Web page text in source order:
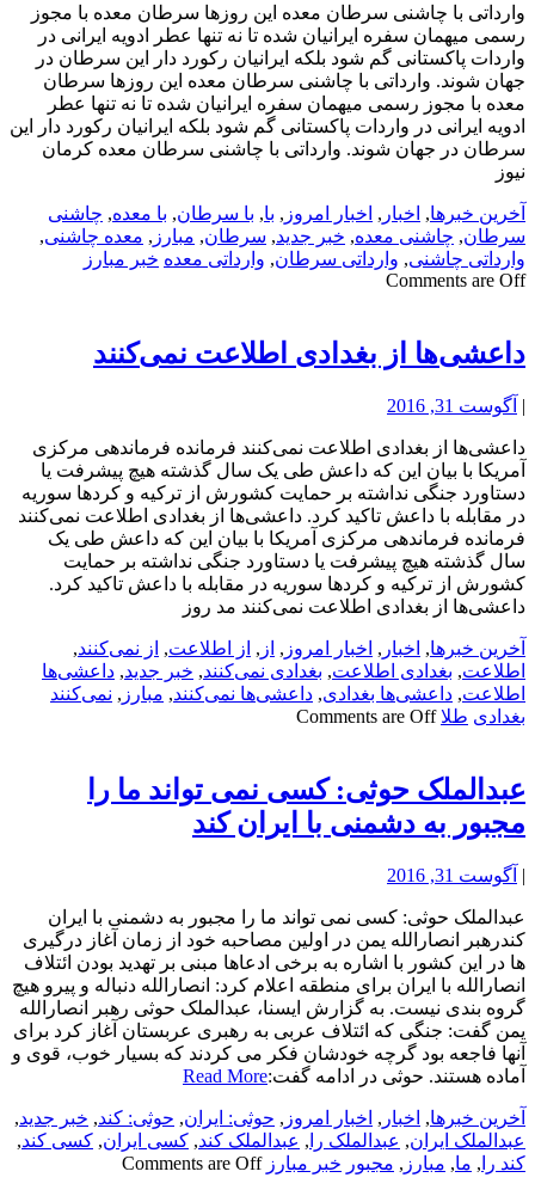
وارداتی با چاشنی سرطان معده این روزها سرطان معده با مجوز
رسمی میهمان سفره ایرانیان شده تا نه تنها عطر ادویه ایرانی در
واردات پاکستانی گم شود بلکه ایرانیان رکورد دار این سرطان در
جهان شوند. وارداتی با چاشنی سرطان معده این روزها سرطان
معده با مجوز رسمی میهمان سفره ایرانیان شده تا نه تنها عطر
ادویه ایرانی در واردات پاکستانی گم شود بلکه ایرانیان رکورد دار این
سرطان در جهان شوند. وارداتی با چاشنی سرطان معده کرمان
نیوز
آخرین خبرها, اخبار , اخبار امروز , با, با سرطان, با معده, چاشنی
سرطان, چاشنی معده, خبر جدید, سرطان‌, مبارز , معده چاشنی,
وارداتی چاشنی, وارداتی سرطان, وارداتی معده خبر مبارز
Comments are Off
داعشی‌ها از بغدادی اطلاعت نمی‌کنند
| آگوست 31, 2016
داعشی‌ها از بغدادی اطلاعت نمی‌کنند فرمانده فرماندهی مرکزی
آمریکا با بیان این که داعش طی یک سال گذشته هیچ پیشرفت یا
دستاورد جنگی نداشته بر حمایت کشورش از ترکیه و کردها سوریه
در مقابله با داعش تاکید کرد. داعشی‌ها از بغدادی اطلاعت نمی‌کنند
فرمانده فرماندهی مرکزی آمریکا با بیان این که داعش طی یک
سال گذشته هیچ پیشرفت یا دستاورد جنگی نداشته بر حمایت
کشورش از ترکیه و کردها سوریه در مقابله با داعش تاکید کرد.
داعشی‌ها از بغدادی اطلاعت نمی‌کنند مد روز
آخرین خبرها, اخبار , اخبار امروز , از , از اطلاعت, از نمی‌کنند,
اطلاعت, بغدادی اطلاعت, بغدادی نمی‌کنند, خبر جدید, داعشی‌ها
اطلاعت, داعشی‌ها بغدادی, داعشی‌ها نمی‌کنند, مبارز , نمی‌کنند
بغدادی طلا Comments are Off
عبدالملک حوثی: کسی نمی تواند ما را
مجبور به دشمنی با ایران کند
| آگوست 31, 2016
عبدالملک حوثی: کسی نمی تواند ما را مجبور به دشمنی با ایران
کندرهبر انصارالله یمن در اولین مصاحبه خود از زمان آغاز درگیری
ها در این کشور با اشاره به برخی ادعاها مبنی بر تهدید بودن ائتلاف
انصارالله با ایران برای منطقه اعلام کرد: انصارالله دنباله و پیرو هیچ
گروه بندی نیست. به گزارش ایسنا، عبدالملک حوثی رهبر انصارالله
یمن گفت: جنگی که ائتلاف عربی به رهبری عربستان آغاز کرد برای
آنها فاجعه بود گرچه خودشان فکر می کردند که بسیار خوب، قوی و
آماده هستند. حوثی در ادامه گفت:Read More
آخرین خبرها, اخبار , اخبار امروز , حوثی: ایران, حوثی: کند, خبر جدید,
عبدالملک ایران, عبدالملک را , عبدالملک کند, کسی ایران, کسی کند,
کند را , ما, مبارز , مجبور خبر مبارز Comments are Off